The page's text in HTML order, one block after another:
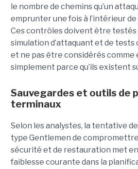
le nombre de chemins qu’un
emprunter une fois à l’intérieur
Ces contrôles doivent être testés
simulation d’attaquant et de tests
et ne pas être considérés comme
simplement parce qu’ils existent
Sauvegardes et outils de
terminaux
Selon les analystes, la tentative
type Gentlemen de
sécurité et de restauration met
faiblesse courante dans la